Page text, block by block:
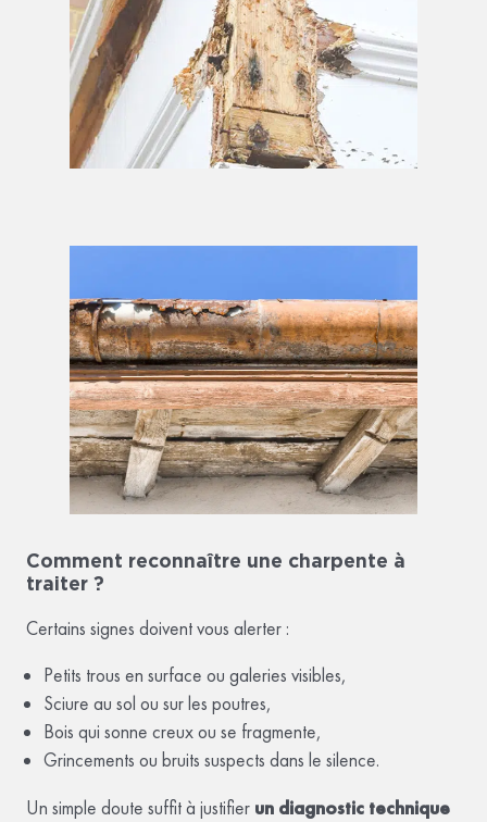
Comment reconnaître une charpente à
traiter ?
Certains signes doivent vous alerter :
Petits trous en surface ou galeries visibles,
Sciure au sol ou sur les poutres,
Bois qui sonne creux ou se fragmente,
Grincements ou bruits suspects dans le silence.
Un simple doute suffit à justifier un diagnostic technique